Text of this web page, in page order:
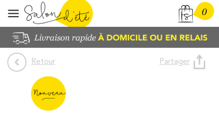
0
Retour Partager